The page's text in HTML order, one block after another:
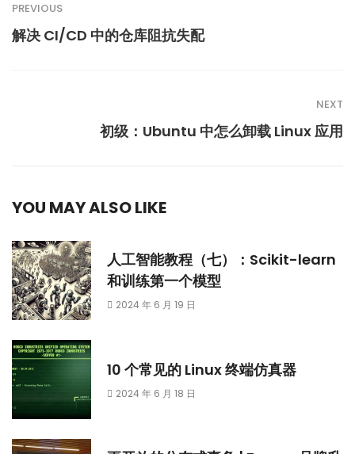
PREVIOUS
解决 CI/CD 中的仓库阻抗失配
NEXT
初级：Ubuntu 中怎么卸载 Linux 应用
YOU MAY ALSO LIKE
人工智能教程（七）：Scikit-learn
和训练第一个模型
2024 年 6 月 19 日
10 个常见的 Linux 终端仿真器
2024 年 6 月 18 日